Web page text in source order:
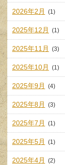
2026年2月 (1)
2025年12月 (1)
2025年11月 (3)
2025年10月 (1)
2025年9月 (4)
2025年8月 (3)
2025年7月 (1)
2025年5月 (1)
2025年4月 (2)